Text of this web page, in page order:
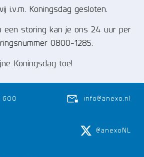
i.v.m. Koningsdag gesloten.
een storing kan je ons 24 uur per
0800-1285.
Koningsdag toe!​
600 info@anexo.nl
@anexoNL